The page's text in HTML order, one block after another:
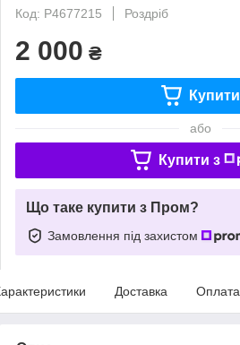
Код: P4677215
Роздріб
2 000 ₴
Купити
або
Купити з
Що таке купити з Пром?
Замовлення під захистом
Доставка Оплата